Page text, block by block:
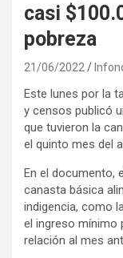
casi
pobreza
21/06/2022
Este lunes por la
y censos publicó
que tuvieron la
el quinto mes del
En el documento,
canasta básica
indigencia, como
el ingreso mínimo
relación al mes